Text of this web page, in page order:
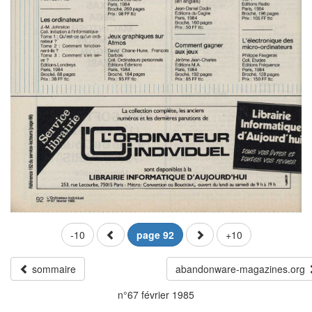
-10 page 92 +10
sommaire
abandonware-magazines.org
n°67 février 1985